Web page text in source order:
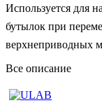
Используется для
бутылок при
верхнеприводных
Все описание